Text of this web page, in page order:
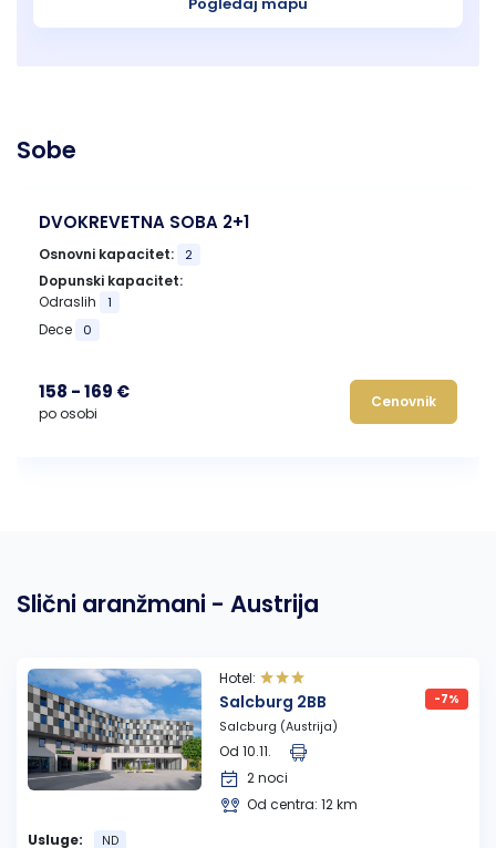
Sobe
DVOKREVETNA SOBA 2+1
Osnovni kapacitet: 2
Dopunski kapacitet:
Odraslih
1
Dece 0
158 - 169 €
po osobi
Cenovnik
Slični aranžmani - Austrija
Hotel:
Salcburg 2BB -7%
Salcburg (Austrija)
Od 10.11.
2 noci
Od centra: 12 km
Usluge:
ND